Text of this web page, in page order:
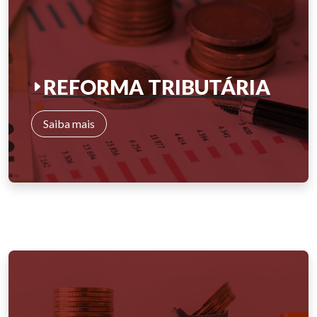
REFORMA TRIBUTÁRIA
Saiba mais